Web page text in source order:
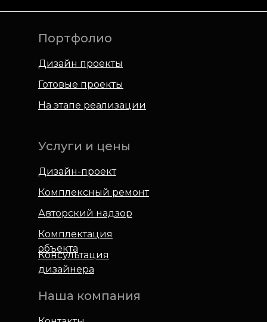
Портфолио
Дизайн проекты
Готовые проекты
На этапе реализации
Услуги и цены
Дизайн-проект
Комплексный ремонт
Авторский надзор
Наша компания
Комплектация
объекта
Консультация
дизайнера